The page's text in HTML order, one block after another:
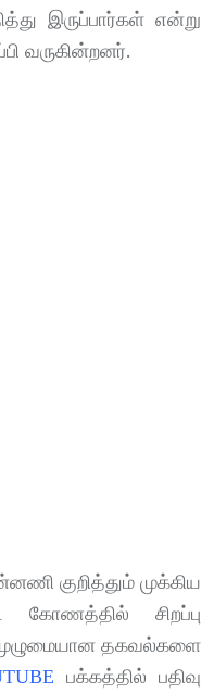
இருப்பார்கள் என்று
வருகின்றனர்.
குறித்தும் முக்கிய
கோணத்தில் சிறப்பு
தகவல்களை
பக்கத்தில் பதிவு